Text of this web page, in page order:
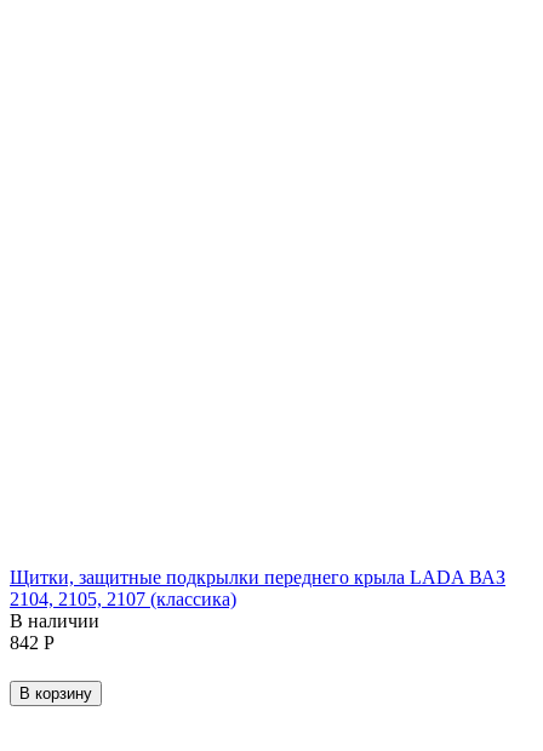
Щитки, защитные подкрылки переднего крыла LADA ВАЗ
2104, 2105, 2107 (классика)
В наличии
‍842‍ Р
В корзину